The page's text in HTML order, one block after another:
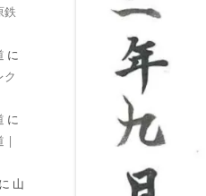
鉄
に
ク
に
|
に 山